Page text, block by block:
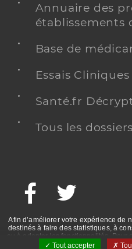
Annuaire des
établissements
Base de
Essais Cliniques
Santé.fr
Tous les
Facebook
Afin d’améliorer votre expérience de
destinés à faire des statistiques, à
ou à adapter les fonctionnalités. Pour
ces cookies, nous vous invitons à
Tout accepter